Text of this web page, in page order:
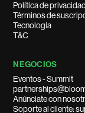
Política de privacidad
Términos de
Tecnología
T&C
NEGOCIOS
Eventos - Summit
Anúnciate con
Soporte al cliente: